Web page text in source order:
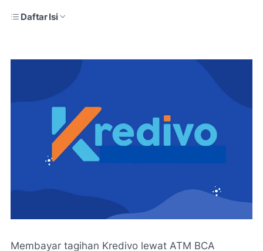
Daftar Isi
Membayar tagihan Kredivo lewat ATM BCA